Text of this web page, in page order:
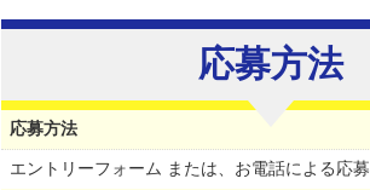
応募方法
応募方法
エントリーフォーム または、お電話による応募